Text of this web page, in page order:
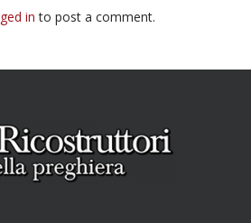
in to post a comment.